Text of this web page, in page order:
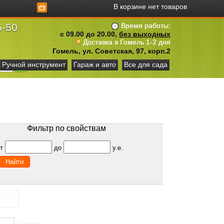
В корзине нет товаров
Время работы:
с 09.00 до 20.00, без выходных
Доставка в Гомель 1-2 дня
Гомель, ул. Советская, 97, корп.2
50
Ручной инструмент Гараж и авто Все для сада
Фильтр по свойствам
до у.е.